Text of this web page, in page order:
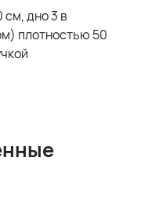
дно 3 в
плотностью 50